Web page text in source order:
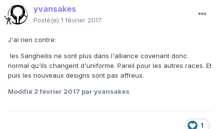
yvansakes
Posté(e) 1 février 2017
J'ai rien contre:
les Sangheilis ne sont plus dans l'alliance covenant donc
normal qu'ils changent d'uniforme. Pareil pour les autres races. Et
puis les nouveaux designs sont pas affreux.
Modifié 2 février 2017 par yvansakes
1